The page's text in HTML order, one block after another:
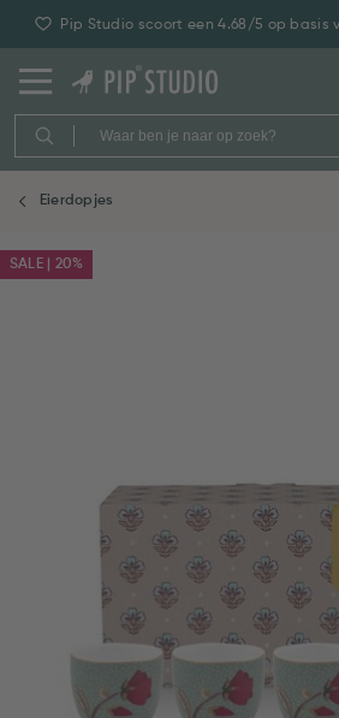
Pip Studio scoort een 4.68/5 op basis
Eierdopjes
SALE | 20%